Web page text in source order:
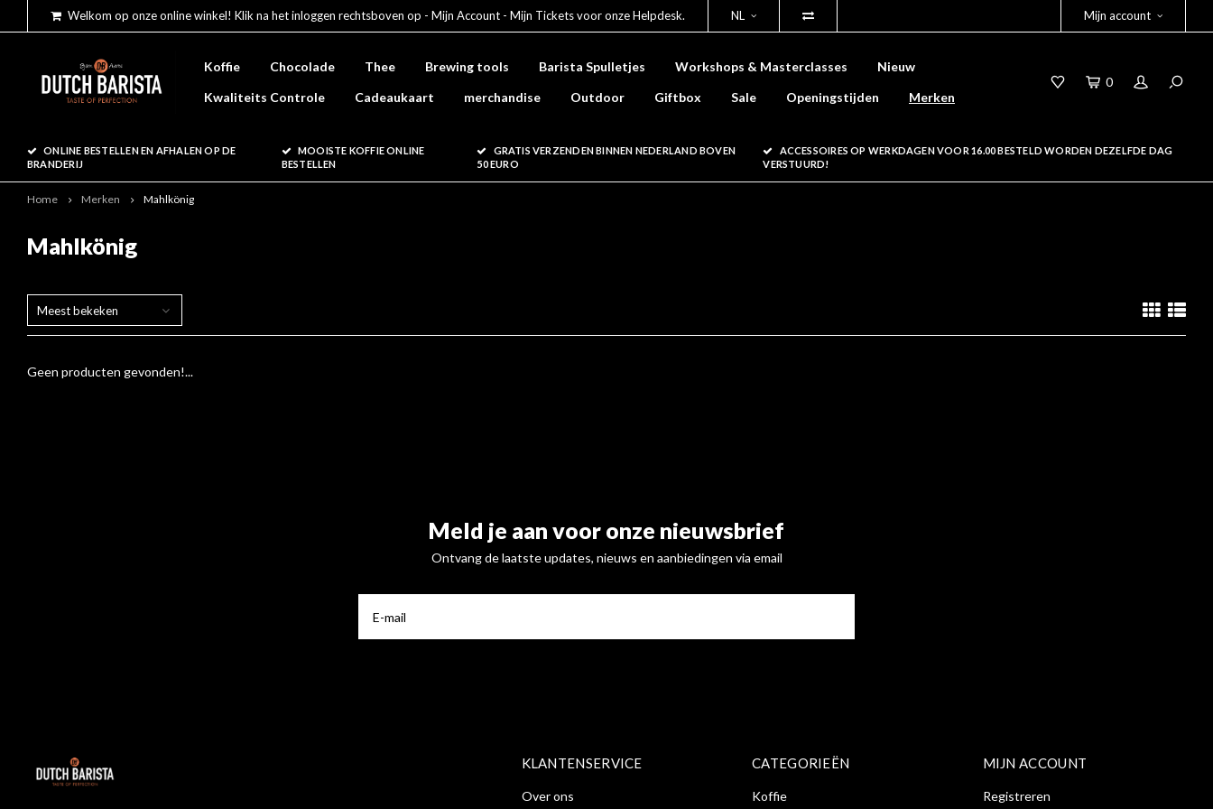
Welkom op onze online winkel! Klik na het inloggen rechtsboven op - Mijn Account - Mijn Tickets voor onze Helpdesk. NL Mijn account
Koffie Chocolade Thee Brewing tools Barista Spulletjes Workshops & Masterclasses
Nieuw
Kwaliteits Controle
Cadeaukaart merchandise Outdoor Giftbox Sale Openingstijden Merken
0
ONLINE BESTELLEN EN AFHALEN OP DE
BRANDERIJ
MOOISTE KOFFIE ONLINE
BESTELLEN
GRATIS VERZENDEN BINNEN NEDERLAND BOVEN
50 EURO
ACCESSOIRES OP WERKDAGEN VOOR 16.00 BESTELD WORDEN DEZELFDE DAG
VERSTUURD!
Home Merken Mahlkönig
Mahlkönig
Meest bekeken
Geen producten gevonden!...
Meld je aan voor onze nieuwsbrief
Ontvang de laatste updates, nieuws en aanbiedingen via email
KLANTENSERVICE
Over ons
CATEGORIEËN
Koffie
MIJN ACCOUNT
Registreren